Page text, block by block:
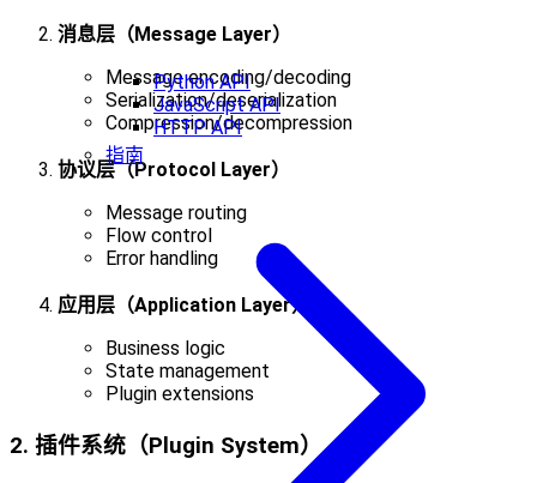
Python API
JavaScript API
HTTP API
指南
消息层（Message Layer）
Message encoding/decoding
Serialization/deserialization
Compression/decompression
协议层（Protocol Layer）
Message routing
Flow control
Error handling
应用层（Application Layer）
Business logic
State management
Plugin extensions
2. 插件系统（Plugin System）